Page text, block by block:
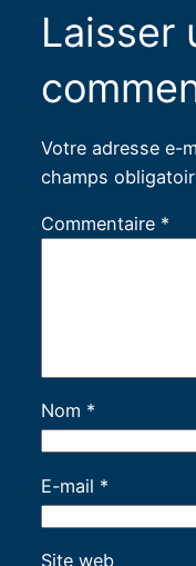
Laisser
Votre adresse e-
champs
Commentaire *
Nom *
E-mail *
Site web